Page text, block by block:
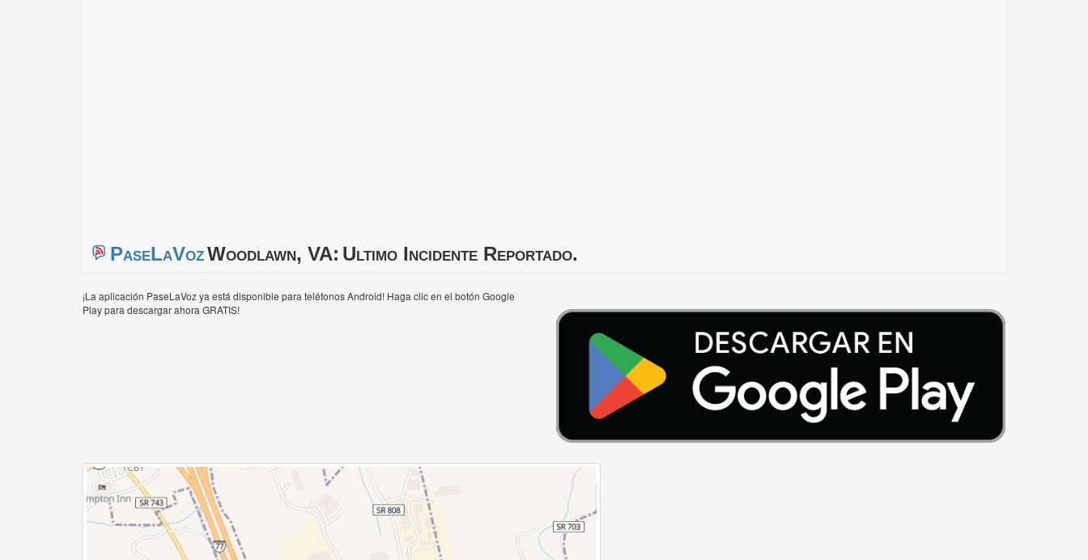
PaseLaVozWoodlawn, VA: Ultimo Incidente Reportado.
¡La aplicación PaseLaVoz ya está disponible para teléfonos Android! Haga clic en el botón Google
Play para descargar ahora GRATIS!